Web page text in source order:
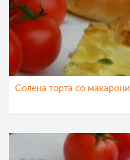
Солена торта со макарони